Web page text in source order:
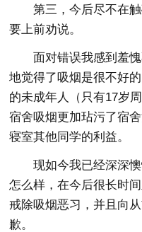
第三，今后尽不在
要上前劝说。
面对错误我感到羞
地觉得了吸烟是很不好
的未成年人（只有17岁
宿舍吸烟更加玷污了宿
寝室其他同学的利益。
现如今我已经深深
怎么样，在今后很长时
戒除吸烟恶习，并且向
歉。